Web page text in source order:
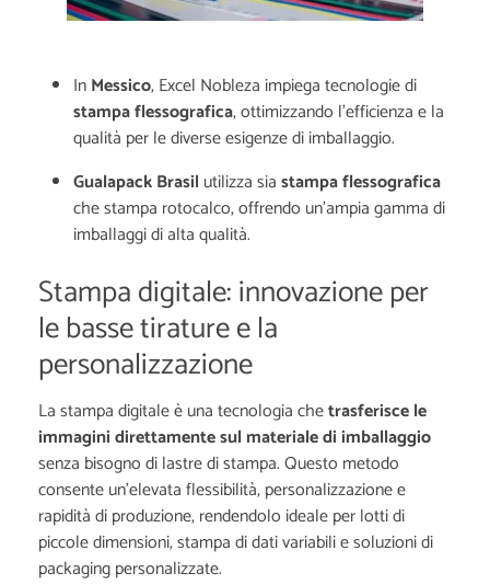
InMessico, Excel Nobleza impiega tecnologie di
stampa flessografica, ottimizzando l'efficienza e la
qualità per le diverse esigenze di imballaggio.
Gualapack Brasil utilizza siastampa flessografica
che stampa rotocalco, offrendo un'ampia gamma di
imballaggi di alta qualità.
Stampa digitale: innovazione per
le basse tirature e la
personalizzazione
La stampa digitale è una tecnologia chetrasferisce le
immagini direttamente sul materiale di imballaggio
senza bisogno di lastre di stampa. Questo metodo
consente un'elevata flessibilità, personalizzazione e
rapidità di produzione, rendendolo ideale per lotti di
piccole dimensioni, stampa di dati variabili e soluzioni di
packaging personalizzate.